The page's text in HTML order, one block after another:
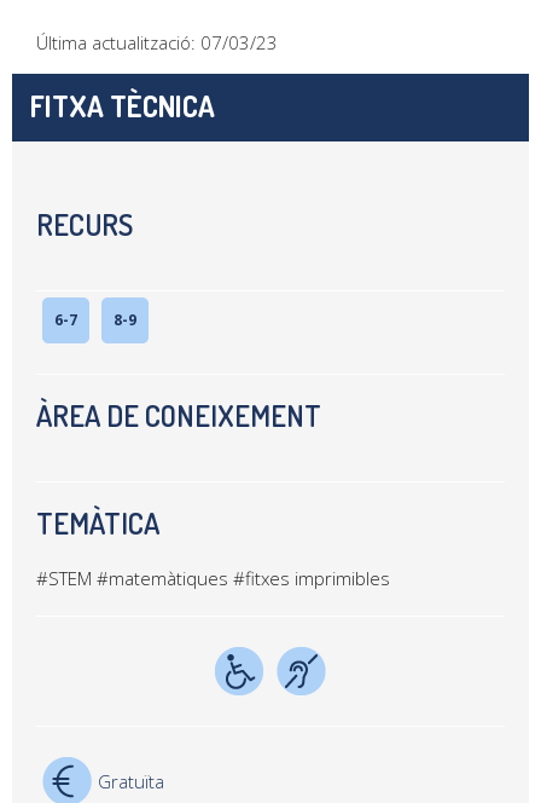
Última actualització: 07/03/23
FITXA TÈCNICA
RECURS
6-7 8-9
ÀREA DE CONEIXEMENT
TEMÀTICA
#STEM #matemàtiques #fitxes imprimibles
Gratuïta